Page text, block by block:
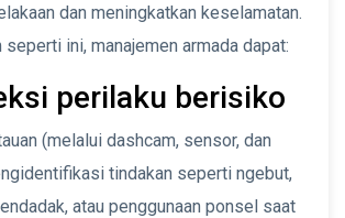
dan meningkatkan keselamatan.
ini, manajemen armada dapat:
perilaku berisiko
(melalui dashcam, sensor, dan
tindakan seperti ngebut,
atau penggunaan ponsel saat